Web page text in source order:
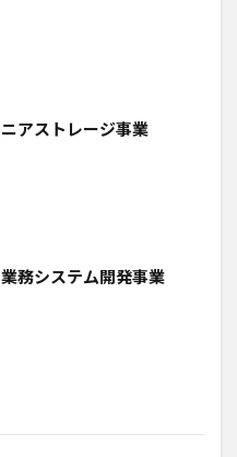
ニアストレージ事業
業務システム開発事業